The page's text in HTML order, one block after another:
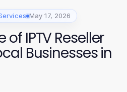
May 17, 2026
of IPTV Reseller
Businesses in